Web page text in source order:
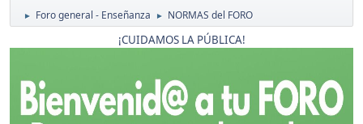
► Foro general - Enseñanza ► NORMAS del FORO
¡CUIDAMOS LA PÚBLICA!